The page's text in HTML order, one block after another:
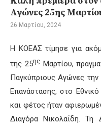
Αγώνες 25ης
26 Μαρτίου, 2024
Η ΚΟΕΑΣ τίμησε για
της 25ηςΜαρτίου,
Παγκύπριους Αγώνες την
Επανάστασης, στο
και φέτος ήταν
Διαγόρα Νικολαΐδη. Τη